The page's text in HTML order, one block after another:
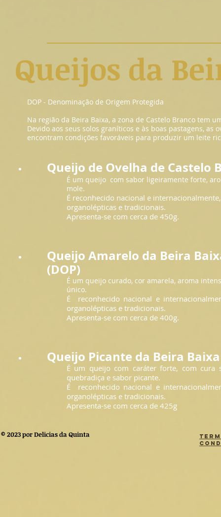
Queijos da
DOP - Denominação de Origem Protegida
Na região da Beira Baixa, a zona de Castelo Branco tem
Devido aos seus solos graníticos e às boas pastagens, as
encontram condições favoráveis para produzir um leite
Queijo de Ovelha de Castelo
É um queijo com sabor ligeiramente forte,
mole.
É reconhecido nacional e
organolépticas e tradicionais.
Apresenta-se com cerca de 450g.
Queijo Amarelo da Beira
(DOP)
É um queijo curado, cor amarela, aroma
único.
É reconhecido nacional e
organolépticas e tradicionais.
Apresenta-se com cerca de 400g.
Queijo Picante da Beira Baixa
É um queijo com caráter forte, com cura
quebradiça e sabor picante.
É reconhecido nacional e
organolépticas e tradicionais.
Apresenta-se com cerca
© 2023 por Delicias da Quinta